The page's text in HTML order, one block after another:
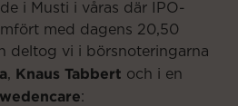
i Musti i våras där IPO-
med dagens 20,50
deltog vi i börsnoteringarna
, Knaus Tabbert och i en
: